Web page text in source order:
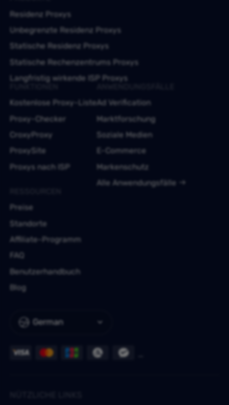
German
Residenz Proxys
Unbegrenzte Residenz Proxys
Statische Residenz Proxys
Statische Rechenzentrums Proxys
Langfristig wirkende ISP Proxys
Kostenlose Proxy-Liste
Proxy-Checker
CroxyProxy
ProxySite
Proxys nach ISP
Ad Verification
Marktforschung
Soziale Medien
E-Commerce
Markenschutz
Alle Anwendungsfälle
Preise
Standorte
Affiliate-Programm
FAQ
Benutzerhandbuch
Blog